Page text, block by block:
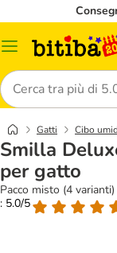
Overview
Cerca
Gatti Cibo
Smilla
per gatto
Pacco misto (4 varianti)
: 5.0/5